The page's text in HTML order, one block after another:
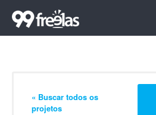
« Buscar todos os
projetos